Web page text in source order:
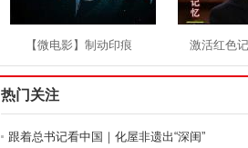
【微电影】制动印痕 激活红色
热门关注
跟着总书记看中国｜化屋非遗出“深闺”